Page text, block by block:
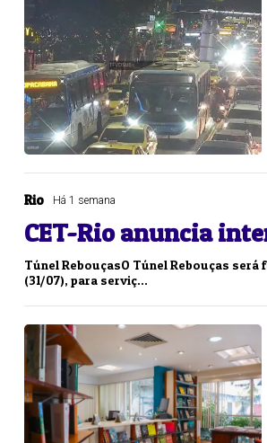
Rio Há 1 semana
CET-Rio anuncia
Túnel RebouçasO Túnel Rebouças
(31/07), para serviç...